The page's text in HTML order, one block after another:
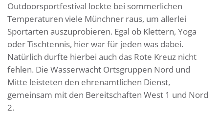
Outdoorsportfestival lockte bei sommerlichen
Temperaturen viele Münchner raus, um allerlei
Sportarten auszuprobieren. Egal ob Klettern, Yoga
oder Tischtennis, hier war für jeden was dabei.
Natürlich durfte hierbei auch das Rote Kreuz nicht
fehlen. Die Wasserwacht Ortsgruppen Nord und
Mitte leisteten den ehrenamtlichen Dienst,
gemeinsam mit den Bereitschaften West 1 und Nord
2.